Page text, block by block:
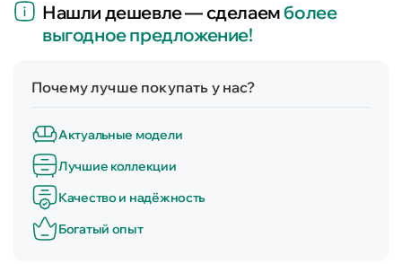
Нашли дешевле — сделаемболее
выгодное предложение!
Почему лучше покупать у нас?
Актуальные модели
Лучшие коллекции
Качество и надёжность
Богатый опыт